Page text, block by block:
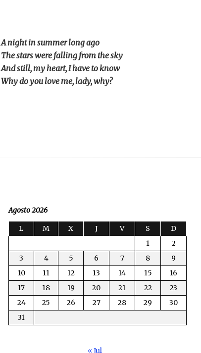
A night in summer long ago
The stars were falling from the sky
And still, my heart, I have to know
Why do you love me, lady, why?
Agosto 2026
L M X J V S
D
1
2
3
4 5 6 7 8
9
10
11 12 13 14 15
16
17
18 19 20 21 22
23
24
25 26 27 28 29
30
31
« Jul